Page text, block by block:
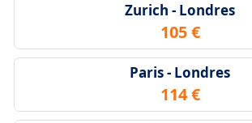
Zurich - Londres
105 €
Paris - Londres
114 €